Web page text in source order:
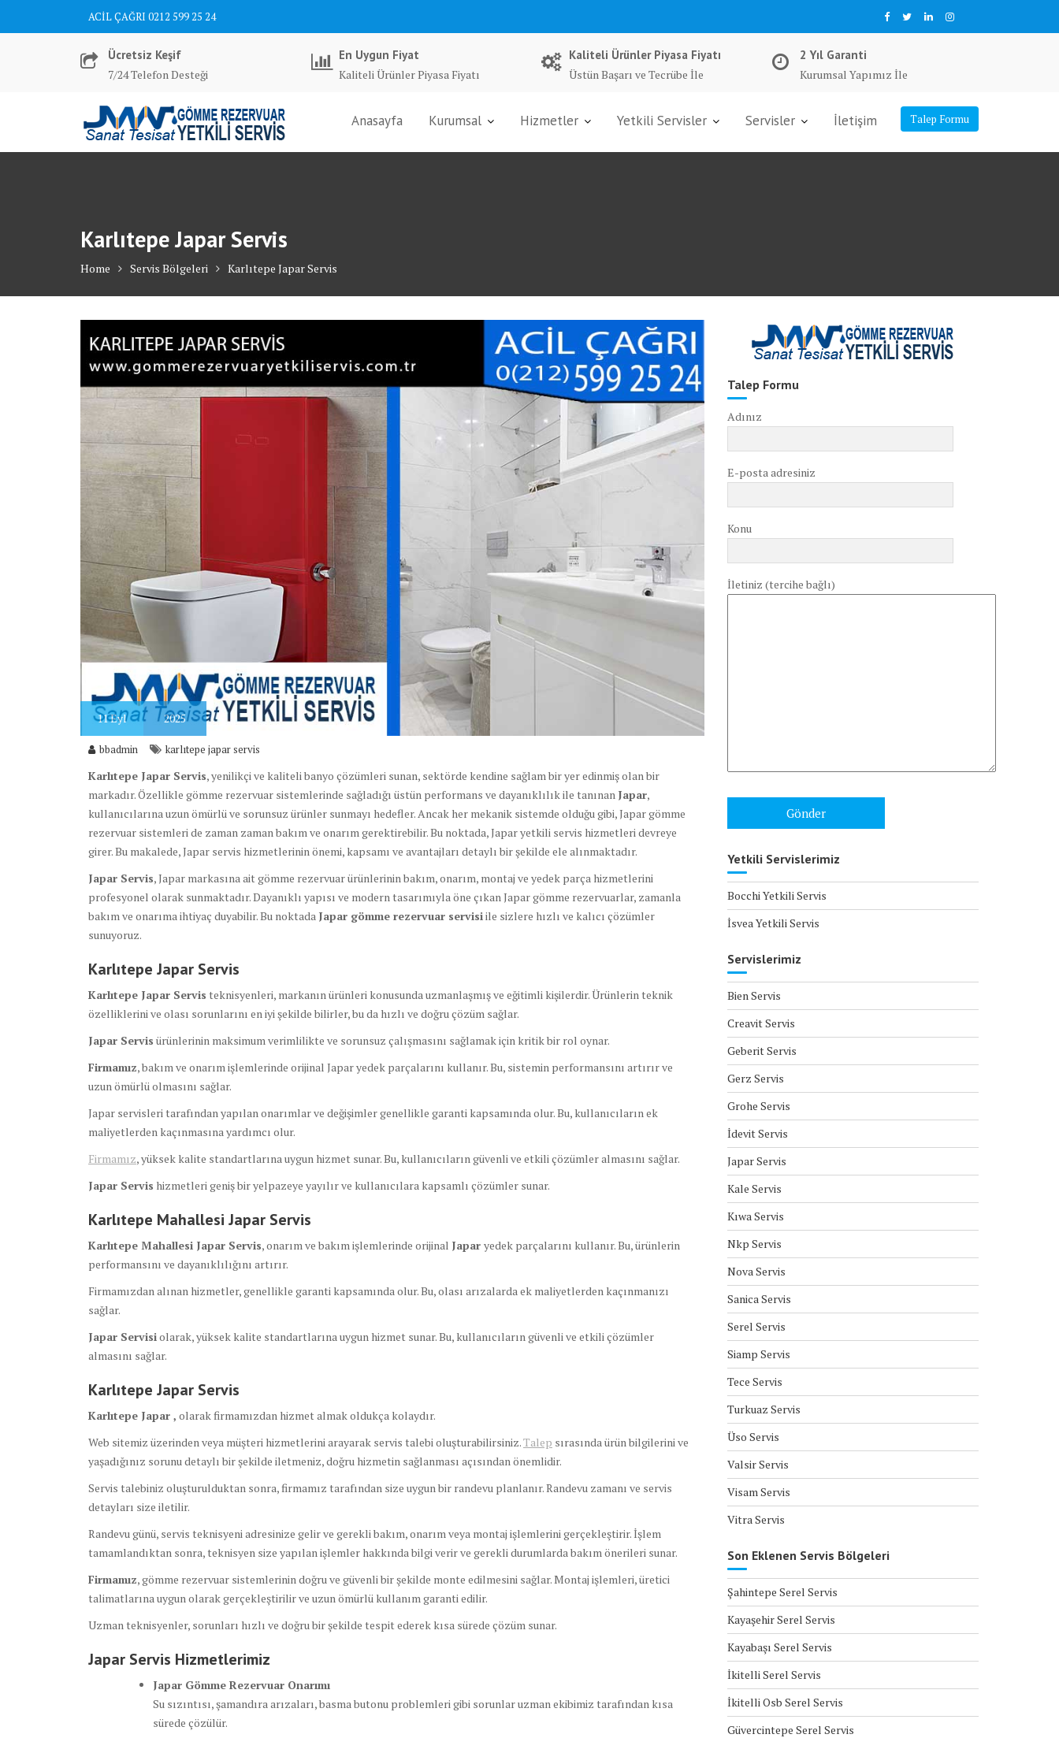
ACİL ÇAĞRI 0212 599 25 24
Ücretsiz Keşif
7/24 Telefon Desteği
En Uygun Fiyat
Kaliteli Ürünler Piyasa Fiyatı
Kaliteli Ürünler Piyasa Fiyatı
Üstün Başarı ve Tecrübe İle
2 Yıl Garanti
Kurumsal Yapımız İle
Talep Formu
Anasayfa Kurumsal Hizmetler Yetkili Servisler Servisler İletişim
Karlıtepe Japar Servis
Home Servis Bölgeleri Karlıtepe Japar Servis
11Eyl 2025
bbadmin karlıtepe japar servis
Karlıtepe Japar Servis, yenilikçi ve kaliteli banyo çözümleri sunan, sektörde kendine sağlam bir yer edinmiş olan bir
markadır. Özellikle gömme rezervuar sistemlerinde sağladığı üstün performans ve dayanıklılık ile tanınan Japar,
kullanıcılarına uzun ömürlü ve sorunsuz ürünler sunmayı hedefler. Ancak her mekanik sistemde olduğu gibi, Japar gömme
rezervuar sistemleri de zaman zaman bakım ve onarım gerektirebilir. Bu noktada, Japar yetkili servis hizmetleri devreye
girer. Bu makalede, Japar servis hizmetlerinin önemi, kapsamı ve avantajları detaylı bir şekilde ele alınmaktadır.
Japar Servis, Japar markasına ait gömme rezervuar ürünlerinin bakım, onarım, montaj ve yedek parça hizmetlerini
profesyonel olarak sunmaktadır. Dayanıklı yapısı ve modern tasarımıyla öne çıkan Japar gömme rezervuarlar, zamanla
bakım ve onarıma ihtiyaç duyabilir. Bu noktada Japar gömme rezervuar servisiile sizlere hızlı ve kalıcı çözümler
sunuyoruz.
Karlıtepe Japar Servis
Karlıtepe Japar Servis teknisyenleri, markanın ürünleri konusunda uzmanlaşmış ve eğitimli kişilerdir. Ürünlerin teknik
özelliklerini ve olası sorunlarını en iyi şekilde bilirler, bu da hızlı ve doğru çözüm sağlar.
Japar Servis ürünlerinin maksimum verimlilikte ve sorunsuz çalışmasını sağlamak için kritik bir rol oynar.
Firmamız, bakım ve onarım işlemlerinde orijinal Japar yedek parçalarını kullanır. Bu, sistemin performansını artırır ve
uzun ömürlü olmasını sağlar.
Japar servisleri tarafından yapılan onarımlar ve değişimler genellikle garanti kapsamında olur. Bu, kullanıcıların ek
maliyetlerden kaçınmasına yardımcı olur.
Firmamız, yüksek kalite standartlarına uygun hizmet sunar. Bu, kullanıcıların güvenli ve etkili çözümler almasını sağlar.
Japar Servis hizmetleri geniş bir yelpazeye yayılır ve kullanıcılara kapsamlı çözümler sunar.
Karlıtepe Mahallesi Japar Servis
Karlıtepe Mahallesi Japar Servis, onarım ve bakım işlemlerinde orijinal Japar yedek parçalarını kullanır. Bu, ürünlerin
performansını ve dayanıklılığını artırır.
Firmamızdan alınan hizmetler, genellikle garanti kapsamında olur. Bu, olası arızalarda ek maliyetlerden kaçınmanızı
sağlar.
Japar Servisiolarak, yüksek kalite standartlarına uygun hizmet sunar. Bu, kullanıcıların güvenli ve etkili çözümler
almasını sağlar.
Karlıtepe Japar Servis
Karlıtepe Japar , olarak firmamızdan hizmet almak oldukça kolaydır.
Web sitemiz üzerinden veya müşteri hizmetlerini arayarak servis talebi oluşturabilirsiniz.Talep sırasında ürün bilgilerini ve
yaşadığınız sorunu detaylı bir şekilde iletmeniz, doğru hizmetin sağlanması açısından önemlidir.
Servis talebiniz oluşturulduktan sonra, firmamız tarafından size uygun bir randevu planlanır. Randevu zamanı ve servis
detayları size iletilir.
Randevu günü, servis teknisyeni adresinize gelir ve gerekli bakım, onarım veya montaj işlemlerini gerçekleştirir. İşlem
tamamlandıktan sonra, teknisyen size yapılan işlemler hakkında bilgi verir ve gerekli durumlarda bakım önerileri sunar.
Firmamız, gömme rezervuar sistemlerinin doğru ve güvenli bir şekilde monte edilmesini sağlar. Montaj işlemleri, üretici
talimatlarına uygun olarak gerçekleştirilir ve uzun ömürlü kullanım garanti edilir.
Uzman teknisyenler, sorunları hızlı ve doğru bir şekilde tespit ederek kısa sürede çözüm sunar.
Japar Servis Hizmetlerimiz
Japar Gömme Rezervuar Onarımı
Su sızıntısı, şamandıra arızaları, basma butonu problemleri gibi sorunlar uzman ekibimiz tarafından kısa
sürede çözülür.
Talep Formu
Adınız
E-posta adresiniz
Konu
İletiniz (tercihe bağlı)
Yetkili Servislerimiz
Bocchi Yetkili Servis
İsvea Yetkili Servis
Servislerimiz
Bien Servis
Creavit Servis
Geberit Servis
Gerz Servis
Grohe Servis
İdevit Servis
Japar Servis
Kale Servis
Kıwa Servis
Nkp Servis
Nova Servis
Sanica Servis
Serel Servis
Siamp Servis
Tece Servis
Turkuaz Servis
Üso Servis
Valsir Servis
Visam Servis
Vitra Servis
Son Eklenen Servis Bölgeleri
Şahintepe Serel Servis
Kayaşehir Serel Servis
Kayabaşı Serel Servis
İkitelli Serel Servis
İkitelli Osb Serel Servis
Güvercintepe Serel Servis